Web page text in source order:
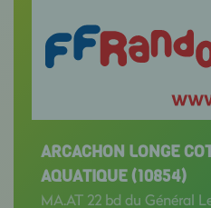
ARCACHON LONGE
AQUATIQUE (10854)
MA.AT 22 bd du Général